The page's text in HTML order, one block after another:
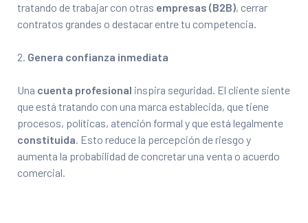
tratando de trabajar con otras empresas (B2B), cerrar
contratos grandes o destacar entre tu competencia.
Genera confianza inmediata
Una cuenta profesional inspira seguridad. El cliente siente
que está tratando con una marca establecida, que tiene
procesos, políticas, atención formal y que está legalmente
constituida. Esto reduce la percepción de riesgo y
aumenta la probabilidad de concretar una venta o acuerdo
comercial.